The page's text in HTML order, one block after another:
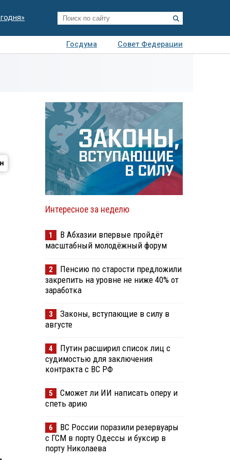
Госдума
Совет Федерации
Интересное за неделю
1
В Абхазии впервые пройдёт
масштабный молодёжный форум
2
Пенсию по старости предложили
закрепить на уровне не ниже 40% от
заработка
3
Законы, вступающие в силу в
августе
4
Путин расширил список лиц с
судимостью для заключения
контракта с ВС РФ
5
Сможет ли ИИ написать оперу и
спеть арию
6
ВС России поразили резервуары
с ГСМ в порту Одессы и буксир в
порту Николаева